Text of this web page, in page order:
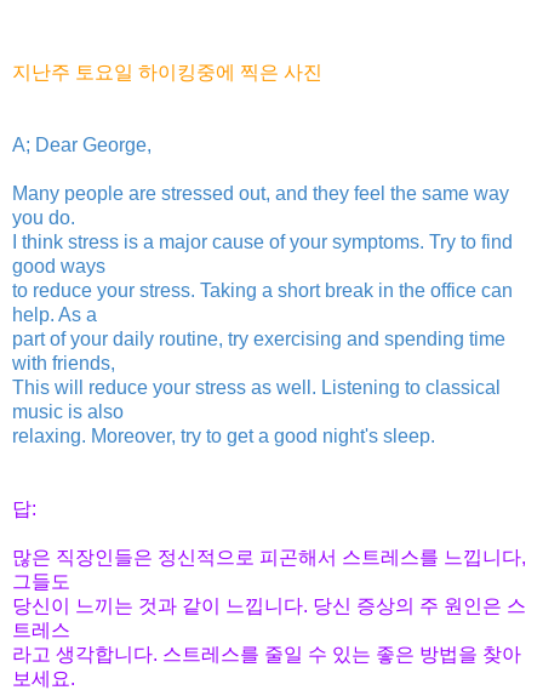
지난주 토요일 하이킹중에 찍은 사진
A; Dear George,
Many people are stressed out, and they feel the same way
you do.
I think stress is a major cause of your symptoms. Try to find
good ways
to reduce your stress. Taking a short break in the office can
help. As a
part of your daily routine, try exercising and spending time
with friends,
This will reduce your stress as well. Listening to classical
music is also
relaxing. Moreover, try to get a good night's sleep.
답:
많은 직장인들은 정신적으로 피곤해서 스트레스를 느낍니다,
그들도
당신이 느끼는 것과 같이 느낍니다. 당신 증상의 주 원인은 스
트레스
라고 생각합니다. 스트레스를 줄일 수 있는 좋은 방법을 찾아
보세요.